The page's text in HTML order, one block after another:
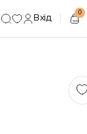
Вхід
0